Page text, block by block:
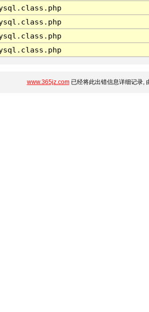
www.365jz.com已经将此出错信息详细记录,